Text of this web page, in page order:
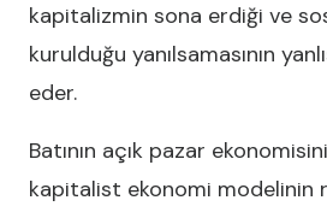
kapitalizmin sona erdiği ve
kurulduğu yanılsamasının
eder.
Batının açık pazar
kapitalist ekonomi modelinin